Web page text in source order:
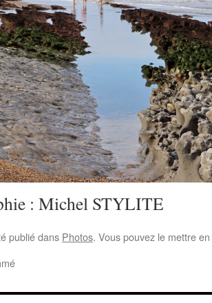
: Michel STYLITE
publié dans Photos. Vous pouvez le mettre